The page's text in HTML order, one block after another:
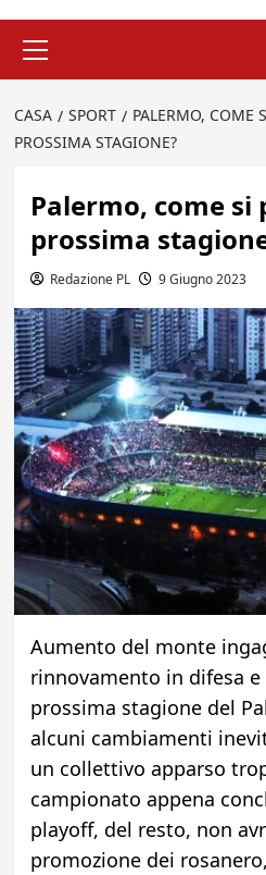
principale
CASA SPORT
PALERMO, COME
PROSSIMA STAGIONE?
Palermo, come
prossima
Redazione PL 9 Giugno 2023
Aumento del monte
rinnovamento in difesa e
prossima stagione del
alcuni cambiamenti
un collettivo apparso
campionato appena
playoff, del resto, non
promozione dei